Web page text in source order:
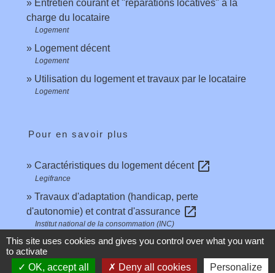
Entretien courant et "réparations locatives" à la
charge du locataire
Logement
Logement décent
Logement
Utilisation du logement et travaux par le locataire
Logement
Pour en savoir plus
Caractéristiques du logement décent open_in_new
Legifrance
Travaux d'adaptation (handicap, perte
d'autonomie) et contrat d'assurance open_in_new
Institut national de la consommation (INC)
Signaler une erreur sur cette page
This site uses cookies and gives you control over what you want
to activate
OK, accept all
Deny all cookies Personalize